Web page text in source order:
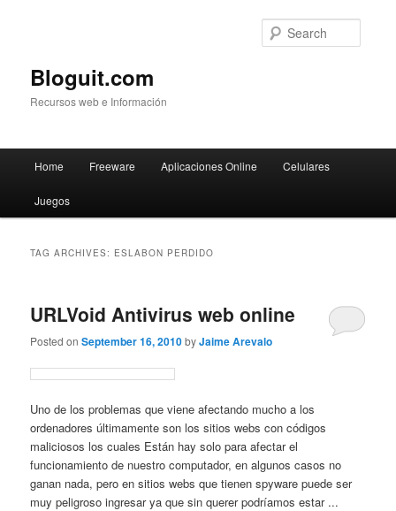
Bloguit.com
Recursos web e Información
Skip
to
Skip
to
Home Freeware Aplicaciones Online Celulares
Juegos
TAG ARCHIVES: ESLABON PERDIDO
URLVoid Antivirus web online
Posted onSeptember 16, 2010byJaime Arevalo
Uno de los problemas que viene afectando mucho a los
ordenadores últimamente son los sitios webs con códigos
maliciosos los cuales Están hay solo para afectar el
funcionamiento de nuestro computador, en algunos casos no
ganan nada, pero en sitios webs que tienen spyware puede ser
muy peligroso ingresar ya que sin querer podríamos estar ...